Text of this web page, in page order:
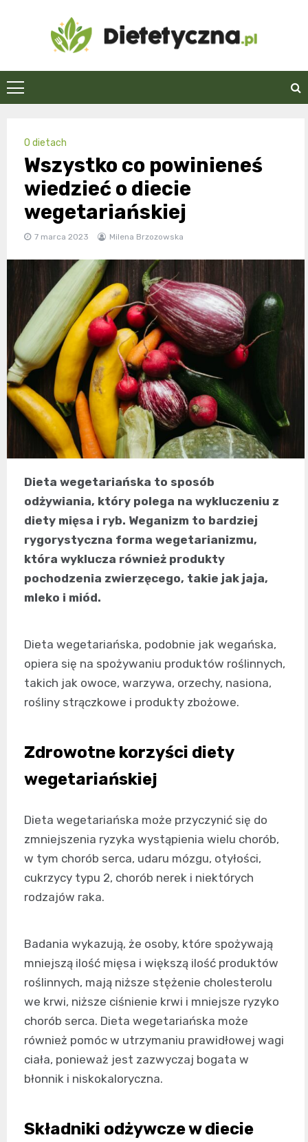
Dietetyczna.pl
O dietach
Wszystko co powinieneś
wiedzieć o diecie
wegetariańskiej
7 marca 2023 Milena Brzozowska
Dieta wegetariańska to sposób
odżywiania, który polega na wykluczeniu z
diety mięsa i ryb. Weganizm to bardziej
rygorystyczna forma wegetarianizmu,
która wyklucza również produkty
pochodzenia zwierzęcego, takie jak jaja,
mleko i miód.
Dieta wegetariańska, podobnie jak wegańska,
opiera się na spożywaniu produktów roślinnych,
takich jak owoce, warzywa, orzechy, nasiona,
rośliny strączkowe i produkty zbożowe.
Zdrowotne korzyści diety
wegetariańskiej
Dieta wegetariańska może przyczynić się do
zmniejszenia ryzyka wystąpienia wielu chorób,
w tym chorób serca, udaru mózgu, otyłości,
cukrzycy typu 2, chorób nerek i niektórych
rodzajów raka.
Badania wykazują, że osoby, które spożywają
mniejszą ilość mięsa i większą ilość produktów
roślinnych, mają niższe stężenie cholesterolu
we krwi, niższe ciśnienie krwi i mniejsze ryzyko
chorób serca. Dieta wegetariańska może
również pomóc w utrzymaniu prawidłowej wagi
ciała, ponieważ jest zazwyczaj bogata w
błonnik i niskokaloryczna.
Składniki odżywcze w diecie